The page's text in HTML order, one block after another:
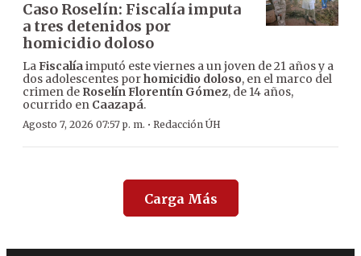
Caso Roselín: Fiscalía imputa
a tres detenidos por
homicidio doloso
LaFiscalíaimputó este viernes a un joven de 21 años y a
dos adolescentes porhomicidio doloso, en el marco del
crimen de Roselín Florentín Gómez, de 14 años,
ocurrido en Caazapá.
Agosto 7, 2026 07:57 p. m. · Redacción ÚH
Carga Más